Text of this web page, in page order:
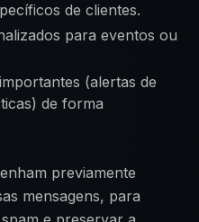
de clientes.
para eventos ou
(alertas de
de forma
previamente
mensagens, para